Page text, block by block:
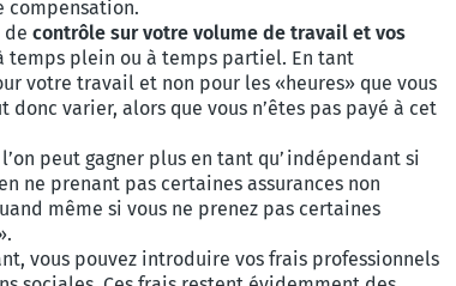
compensation.
de contrôle sur votre volume de travail et vos
temps plein ou à temps partiel. En tant
votre travail et non pour les «heures» que vous
varier, alors que vous n’êtes pas payé à cet
peut gagner plus en tant qu’indépendant si
ne prenant pas certaines assurances non
même si vous ne prenez pas certaines
vous pouvez introduire vos frais professionnels